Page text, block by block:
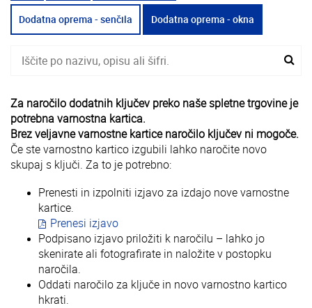
Dodatna oprema - senčila Dodatna oprema - okna
Za naročilo dodatnih ključev preko naše spletne trgovine je
potrebna varnostna kartica.
Brez veljavne varnostne kartice naročilo ključev ni mogoče.
Če ste varnostno kartico izgubili lahko naročite novo
skupaj s ključi. Za to je potrebno:
Prenesti in izpolniti izjavo za izdajo nove varnostne
kartice.
Prenesi izjavo
Podpisano izjavo priložiti k naročilu – lahko jo
skenirate ali fotografirate in naložite v postopku
naročila.
Oddati naročilo za ključe in novo varnostno kartico
hkrati.